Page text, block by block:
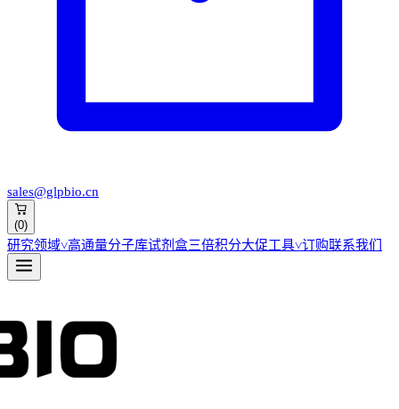
sales@glpbio.cn
(0)
研究领域˅高通量分子库试剂盒三倍积分大促工具˅订购联系我们